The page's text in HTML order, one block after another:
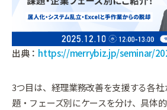
出典： https://merrybiz.jp/seminar/
3つ目は、経理業務改善を支援する各
題・フェーズ別にケースを分け、具体